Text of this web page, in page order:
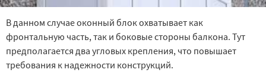
В данном случае оконный блок охватывает как
фронтальную часть, так и боковые стороны балкона. Тут
предполагается два угловых крепления, что повышает
требования к надежности конструкций.